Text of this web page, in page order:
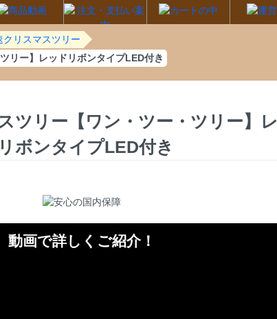
クリスマスツリー
リー】レッドリボンタイプLED付き
ツリー【ワン・ツー・ツリー】レ
リボンタイプLED付き
動画で詳しくご紹介！